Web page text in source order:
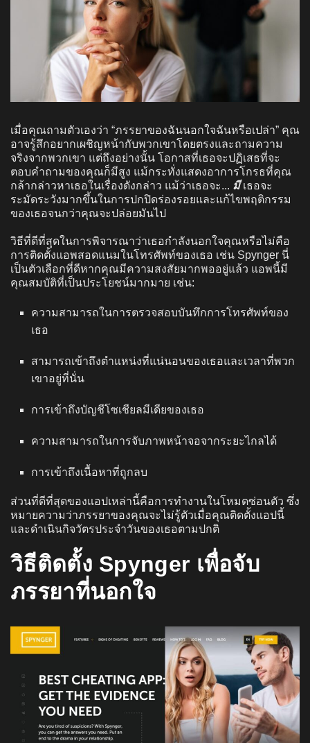
เมื่อคุณถามตัวเองว่า “ภรรยาของฉันนอกใจฉันหรือเปล่า” คุณ
อาจรู้สึกอยากเผชิญหน้ากับพวกเขาโดยตรงและถามความ
จริงจากพวกเขา แต่ถึงอย่างนั้น โอกาสที่เธอจะปฏิเสธที่จะ
ตอบคำถามของคุณก็มีสูง แม้กระทั่งแสดงอาการโกรธที่คุณ
กล้ากล่าวหาเธอในเรื่องดังกล่าว แม้ว่าเธอจะ... มีเธอจะ
ระมัดระวังมากขึ้นในการปกปิดร่องรอยและแก้ไขพฤติกรรม
ของเธอจนกว่าคุณจะปล่อยมันไป
วิธีที่ดีที่สุดในการพิจารณาว่าเธอกำลังนอกใจคุณหรือไม่คือ
การติดตั้งแอพสอดแนมในโทรศัพท์ของเธอ เช่น Spynger นี่
เป็นตัวเลือกที่ดีหากคุณมีความสงสัยมากพออยู่แล้ว แอพนี้มี
คุณสมบัติที่เป็นประโยชน์มากมาย เช่น:
ความสามารถในการตรวจสอบบันทึกการโทรศัพท์ของ
เธอ
สามารถเข้าถึงตำแหน่งที่แน่นอนของเธอและเวลาที่พวก
เขาอยู่ที่นั่น
การเข้าถึงบัญชีโซเชียลมีเดียของเธอ
ความสามารถในการจับภาพหน้าจอจากระยะไกลได้
การเข้าถึงเนื้อหาที่ถูกลบ
ส่วนที่ดีที่สุดของแอปเหล่านี้คือการทำงานในโหมดซ่อนตัว ซึ่ง
หมายความว่าภรรยาของคุณจะไม่รู้ตัวเมื่อคุณติดตั้งแอปนี้
และดำเนินกิจวัตรประจำวันของเธอตามปกติ
วิธีติดตั้ง Spynger เพื่อจับ
ภรรยาที่นอกใจ